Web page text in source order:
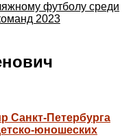
футболу среди
2023
Санкт-Петербурга
юношеских